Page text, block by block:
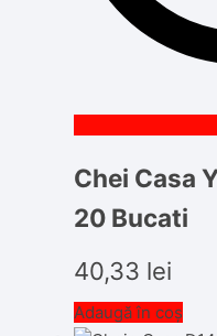
Chei Casa
20 Bucati
40,33 lei
Adaugă în coș